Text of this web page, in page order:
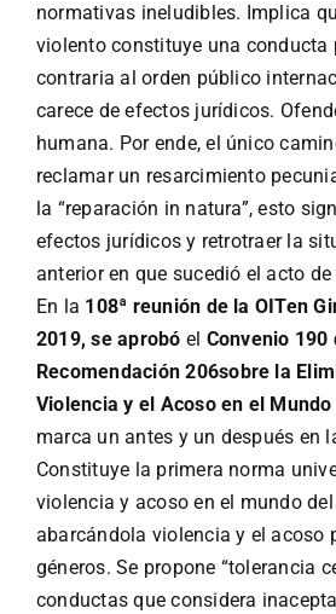
normativas ineludibles. Implica
violento constituye una conducta
contraria al orden público
carece de efectos jurídicos.
humana. Por ende, el único
reclamar un resarcimiento
la “reparación in natura”, esto
efectos jurídicos y retrotraer la
anterior en que sucedió el acto
En la 108ª reunión de la OITen
2019, se aprobó el Convenio 190
Recomendación 206sobre la
Violencia y el Acoso en el
marca un antes y un después en
Constituye la primera norma
violencia y acoso en el mundo
abarcándola violencia y el acoso
géneros. Se propone “tolerancia
conductas que considera